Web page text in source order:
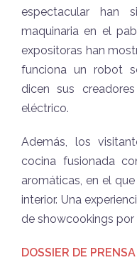
espectacular han
maquinaria en el
expositoras han
funciona un robot
dicen sus
eléctrico.
Además, los
cocina fusionada
aromáticas, en el
interior. Una
de showcookings por
DOSSIER DE